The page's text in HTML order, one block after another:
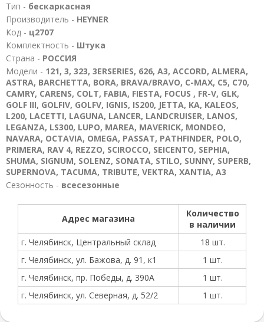
Тип - бескаркасная
Производитель - HEYNER
Код - ц2707
Комплектность - Штука
Страна - РОССИЯ
Модели - 121, 3, 323, 3ERSERIES, 626, A3, ACCORD, ALMERA,
ASTRA, BARCHETTA, BORA, BRAVA/BRAVO, C-MAX, C5, C70,
CAMRY, CARENS, COLT, FABIA, FIESTA, FOCUS , FR-V, GLK,
GOLF III, GOLFIV, GOLFV, IGNIS, IS200, JETTA, KA, KALEOS,
L200, LACETTI, LAGUNA, LANCER, LANDCRUISER, LANOS,
LEGANZA, LS300, LUPO, MAREA, MAVERICK, MONDEO,
NAVARA, OCTAVIA, OMEGA, PASSAT, PATHFINDER, POLO,
PRIMERA, RAV 4, REZZO, SCIROCCO, SEICENTO, SEPHIA,
SHUMA, SIGNUM, SOLENZ, SONATA, STILO, SUNNY, SUPERB,
SUPERNOVA, TACUMA, TRIBUTE, VEKTRA, XANTIA, А3
Сезонность - всесезонные
Адрес магазина
Количество
в наличии
г. Челябинск, Центральный склад
18 шт.
г. Челябинск, ул. Бажова, д. 91, к1
1 шт.
г. Челябинск, пр. Победы, д. 390А
1 шт.
г. Челябинск, ул. Северная, д. 52/2
1 шт.